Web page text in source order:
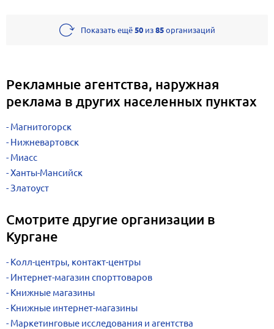
Показать ещё50из85организаций
Рекламные агентства, наружная
реклама в других населенных пунктах
Магнитогорск
Нижневартовск
Миасс
Ханты-Мансийск
Златоуст
Смотрите другие организации в
Кургане
Колл-центры, контакт-центры
Интернет-магазин спорттоваров
Книжные магазины
Книжные интернет-магазины
Маркетинговые исследования и агентства